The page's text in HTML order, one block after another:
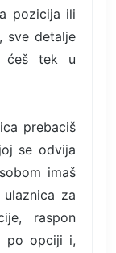
pozicija ili
sve detalje
ćeš tek u
prebaciš
se odvija
imaš
za
raspon
po opciji i,